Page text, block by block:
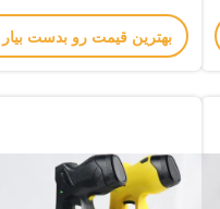
بهترین قیمت رو بدست بیار